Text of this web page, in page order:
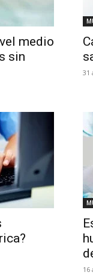
medio
sin
31
16